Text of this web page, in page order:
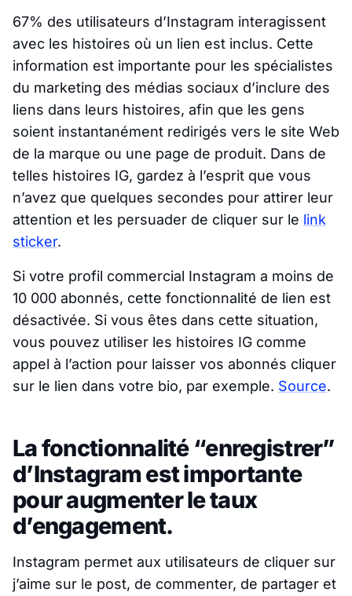
67% des utilisateurs d’Instagram interagissent
avec les histoires où un lien est inclus. Cette
information est importante pour les spécialistes
du marketing des médias sociaux d’inclure des
liens dans leurs histoires, afin que les gens
soient instantanément redirigés vers le site Web
de la marque ou une page de produit. Dans de
telles histoires IG, gardez à l’esprit que vous
n’avez que quelques secondes pour attirer leur
attention et les persuader de cliquer sur le link
sticker.
Si votre profil commercial Instagram a moins de
10 000 abonnés, cette fonctionnalité de lien est
désactivée. Si vous êtes dans cette situation,
vous pouvez utiliser les histoires IG comme
appel à l’action pour laisser vos abonnés cliquer
sur le lien dans votre bio, par exemple. Source.
La fonctionnalité “enregistrer”
d’Instagram est importante
pour augmenter le taux
d’engagement.
Instagram permet aux utilisateurs de cliquer sur
j’aime sur le post, de commenter, de partager et